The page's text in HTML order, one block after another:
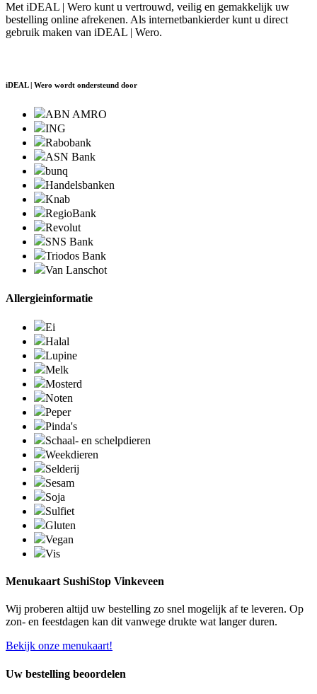
Met iDEAL | Wero kunt u vertrouwd, veilig en gemakkelijk uw
bestelling online afrekenen. Als internetbankierder kunt u direct
gebruik maken van iDEAL | Wero.
iDEAL | Wero wordt ondersteund door
ABN AMRO
ING
Rabobank
ASN Bank
bunq
Handelsbanken
Knab
RegioBank
Revolut
SNS Bank
Triodos Bank
Van Lanschot
Allergieinformatie
Ei
Halal
Lupine
Melk
Mosterd
Noten
Peper
Pinda's
Schaal- en schelpdieren
Weekdieren
Selderij
Sesam
Soja
Sulfiet
Gluten
Vegan
Vis
Menukaart SushiStop Vinkeveen
Wij proberen altijd uw bestelling zo snel mogelijk af te leveren. Op
zon- en feestdagen kan dit vanwege drukte wat langer duren.
Bekijk onze menukaart!
Uw bestelling beoordelen